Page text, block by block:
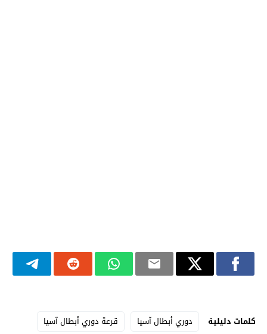
كلمات دليلية دوري أبطال آسيا قرعة دوري أبطال آسيا